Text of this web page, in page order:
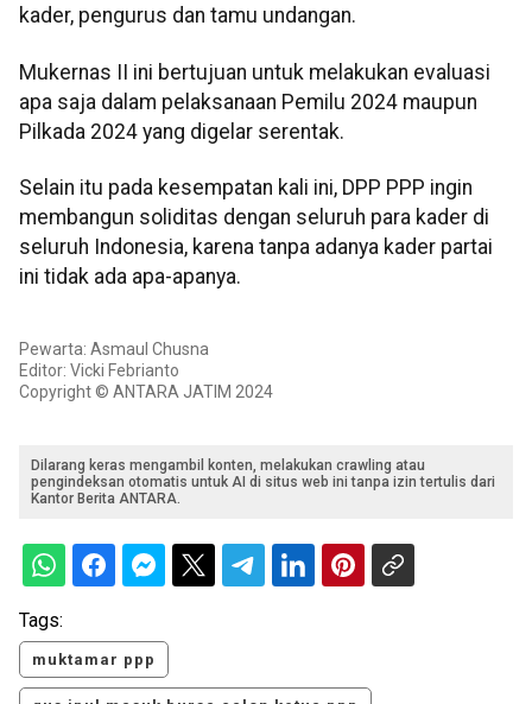
kader, pengurus dan tamu undangan.
Mukernas II ini bertujuan untuk melakukan evaluasi
apa saja dalam pelaksanaan Pemilu 2024 maupun
Pilkada 2024 yang digelar serentak.
Selain itu pada kesempatan kali ini, DPP PPP ingin
membangun soliditas dengan seluruh para kader di
seluruh Indonesia, karena tanpa adanya kader partai
ini tidak ada apa-apanya.
Pewarta: Asmaul Chusna
Editor: Vicki Febrianto
Copyright © ANTARA JATIM 2024
Dilarang keras mengambil konten, melakukan crawling atau
pengindeksan otomatis untuk AI di situs web ini tanpa izin tertulis dari
Kantor Berita ANTARA.
Tags:
muktamar ppp